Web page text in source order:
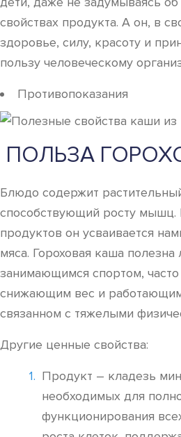
свойствах продукта. А он, в
здоровье, силу, красоту и
пользу человеческому
Противопоказания
ПОЛЬЗА
Блюдо содержит
способствующий росту мышц.
продуктов он усваивается
мяса. Гороховая каша
занимающимся спортом,
снижающим вес и
связанном с тяжелыми
Другие ценные свойства:
Продукт – кладезь
необходимых для
функционирования